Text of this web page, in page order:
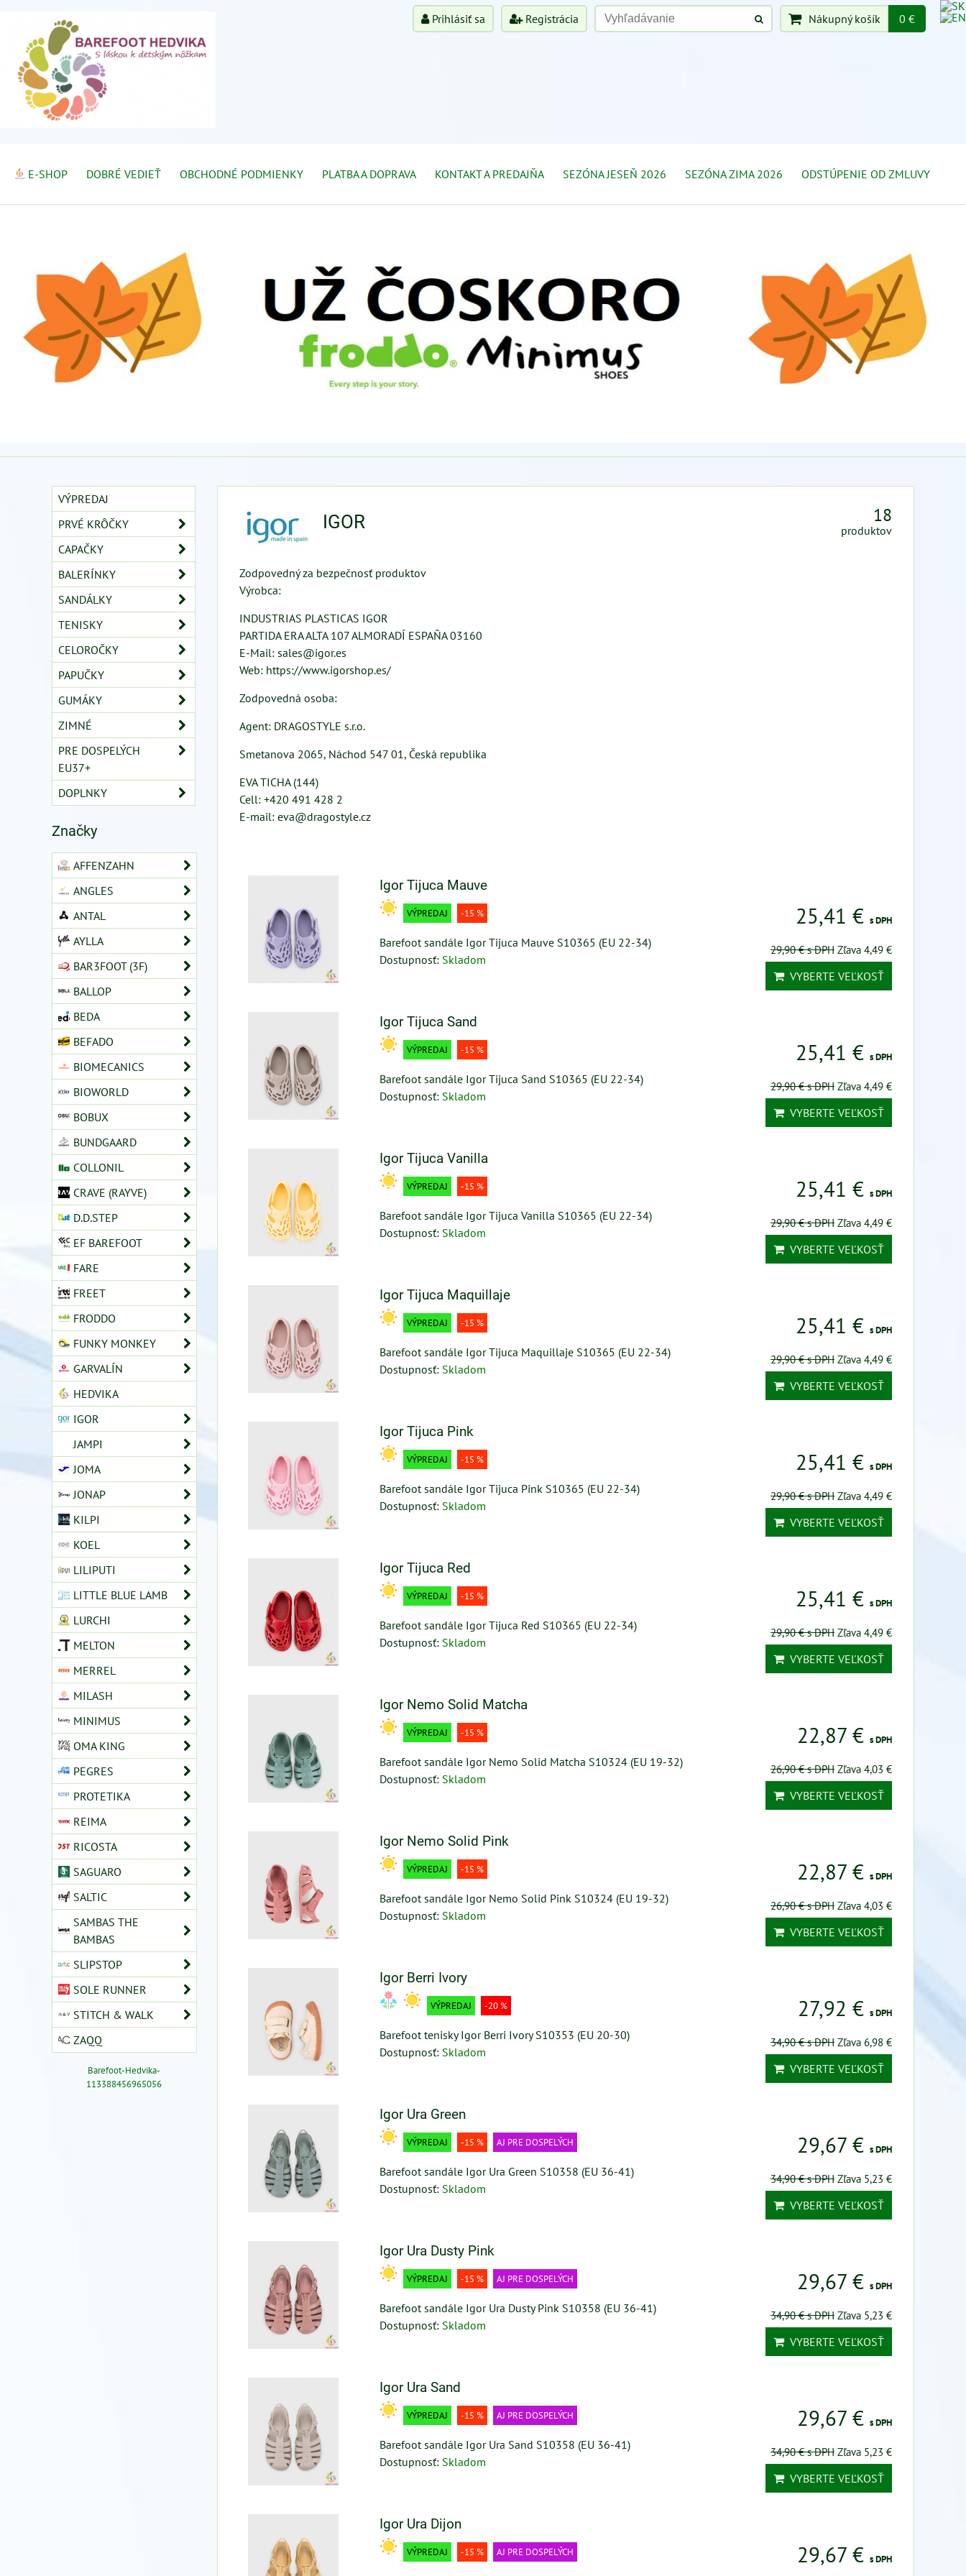
Prihlásiť sa Registrácia Nákupný košík 0 €
E-SHOP DOBRÉ VEDIEŤ OBCHODNÉ PODMIENKY PLATBA A DOPRAVA KONTAKT A PREDAJŇA SEZÓNA JESEŇ 2026 SEZÓNA ZIMA 2026 ODSTÚPENIE OD ZMLUVY
IGOR 18
produktov
Zodpovedný za bezpečnosť produktov
Výrobca:
INDUSTRIAS PLASTICAS IGOR
PARTIDA ERA ALTA 107 ALMORADÍ ESPAÑA 03160
E-Mail: sales@igor.es
Web: https://www.igorshop.es/
Zodpovedná osoba:
Agent: DRAGOSTYLE s.r.o.
Smetanova 2065, Náchod 547 01, Česká republika
EVA TICHA (144)
Cell: +420 491 428 2
E-mail: eva@dragostyle.cz
Igor Tijuca Mauve
VÝPREDAJ -15 %
Barefoot sandále Igor Tijuca Mauve S10365 (EU 22-34)
Dostupnosť: Skladom
25,41 € s DPH
29,90 €s DPH Zľava 4,49 €
VYBERTE VEĽKOSŤ
Igor Tijuca Sand
VÝPREDAJ -15 %
Barefoot sandále Igor Tijuca Sand S10365 (EU 22-34)
Dostupnosť: Skladom
25,41 € s DPH
29,90 €s DPH Zľava 4,49 €
VYBERTE VEĽKOSŤ
Igor Tijuca Vanilla
VÝPREDAJ -15 %
Barefoot sandále Igor Tijuca Vanilla S10365 (EU 22-34)
Dostupnosť: Skladom
25,41 € s DPH
29,90 €s DPH Zľava 4,49 €
VYBERTE VEĽKOSŤ
Igor Tijuca Maquillaje
VÝPREDAJ -15 %
Barefoot sandále Igor Tijuca Maquillaje S10365 (EU 22-34)
Dostupnosť: Skladom
25,41 € s DPH
29,90 €s DPH Zľava 4,49 €
VYBERTE VEĽKOSŤ
Igor Tijuca Pink
VÝPREDAJ -15 %
Barefoot sandále Igor Tijuca Pink S10365 (EU 22-34)
Dostupnosť: Skladom
25,41 € s DPH
29,90 €s DPH Zľava 4,49 €
VYBERTE VEĽKOSŤ
Igor Tijuca Red
VÝPREDAJ -15 %
Barefoot sandále Igor Tijuca Red S10365 (EU 22-34)
Dostupnosť: Skladom
25,41 € s DPH
29,90 €s DPH Zľava 4,49 €
VYBERTE VEĽKOSŤ
Igor Nemo Solid Matcha
VÝPREDAJ -15 %
Barefoot sandále Igor Nemo Solid Matcha S10324 (EU 19-32)
Dostupnosť: Skladom
22,87 € s DPH
26,90 €s DPH Zľava 4,03 €
VYBERTE VEĽKOSŤ
Igor Nemo Solid Pink
VÝPREDAJ -15 %
Barefoot sandále Igor Nemo Solid Pink S10324 (EU 19-32)
Dostupnosť: Skladom
22,87 € s DPH
26,90 €s DPH Zľava 4,03 €
VYBERTE VEĽKOSŤ
Igor Berri Ivory
VÝPREDAJ -20 %
Barefoot tenisky Igor Berri Ivory S10353 (EU 20-30)
Dostupnosť: Skladom
27,92 € s DPH
34,90 €s DPH Zľava 6,98 €
VYBERTE VEĽKOSŤ
Igor Ura Green
VÝPREDAJ -15 % AJ PRE DOSPELÝCH
Barefoot sandále Igor Ura Green S10358 (EU 36-41)
Dostupnosť: Skladom
29,67 € s DPH
34,90 €s DPH Zľava 5,23 €
VYBERTE VEĽKOSŤ
Igor Ura Dusty Pink
VÝPREDAJ -15 % AJ PRE DOSPELÝCH
Barefoot sandále Igor Ura Dusty Pink S10358 (EU 36-41)
Dostupnosť: Skladom
29,67 € s DPH
34,90 €s DPH Zľava 5,23 €
VYBERTE VEĽKOSŤ
Igor Ura Sand
VÝPREDAJ -15 % AJ PRE DOSPELÝCH
Barefoot sandále Igor Ura Sand S10358 (EU 36-41)
Dostupnosť: Skladom
29,67 € s DPH
34,90 €s DPH Zľava 5,23 €
VYBERTE VEĽKOSŤ
Igor Ura Dijon
VÝPREDAJ -15 % AJ PRE DOSPELÝCH 29,67 € s DPH
VÝPREDAJ
PRVÉ KRÔČKY
CAPAČKY
BALERÍNKY
SANDÁLKY
TENISKY
CELOROČKY
PAPUČKY
GUMÁKY
ZIMNÉ
PRE DOSPELÝCH
EU37+
DOPLNKY
Značky
AFFENZAHN
ANGLES
ANTAL
AYLLA
BAR3FOOT (3F)
BALLOP
BEDA
BEFADO
BIOMECANICS
BIOWORLD
BOBUX
BUNDGAARD
COLLONIL
CRAVE (RAYVE)
D.D.STEP
EF BAREFOOT
FARE
FREET
FRODDO
FUNKY MONKEY
GARVALÍN
HEDVIKA
IGOR
JAMPI
JOMA
JONAP
KILPI
KOEL
LILIPUTI
LITTLE BLUE LAMB
LURCHI
MELTON
MERREL
MILASH
MINIMUS
OMA KING
PEGRES
PROTETIKA
REIMA
RICOSTA
SAGUARO
SALTIC
SAMBAS THE
BAMBAS
SLIPSTOP
SOLE RUNNER
STITCH & WALK
ZAQQ
Barefoot-Hedvika-
113388456965056